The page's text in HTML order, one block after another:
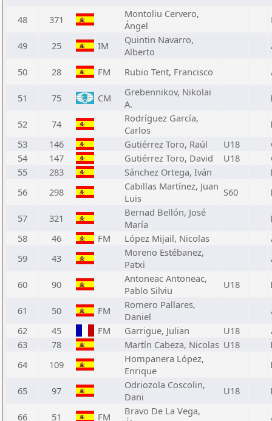
48 371
Montoliu Cervero,
Ángel
49 25 IM
Quintin Navarro,
Alberto
50 28 FM Rubio Tent, Francisco
51 75 CM
Grebennikov, Nikolai
A.
52 74
Rodríguez García,
Carlos
53
146 Gutiérrez Toro, Raúl U18
54
147 Gutiérrez Toro, David U18
55
283 Sánchez Ortega, Iván
56
298
Cabillas Martínez, Juan
Luis
S60
57 321
Bernad Bellón, José
María
58
46 FM López Mijail, Nicolas
59
43
Moreno Estébanez,
Patxi
60 90
Antoneac Antoneac,
Pablo Silviu
U18
61 50 FM
Romero Pallares,
Daniel
62
45 FM Garrigue, Julian U18
63
78 Martín Cabeza, Nicolas U18
64
109
Hompanera López,
Enrique
65 97
Odriozola Coscolin,
Dani
U18
66 51 FM
Bravo De La Vega,